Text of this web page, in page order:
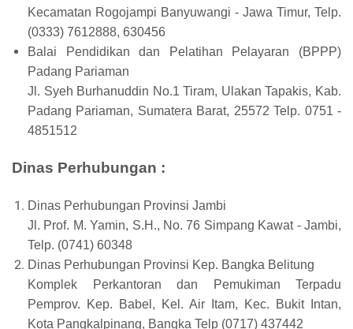
Kecamatan Rogojampi Banyuwangi - Jawa Timur, Telp.
(0333) 7612888, 630456
Balai Pendidikan dan Pelatihan Pelayaran (BPPP)
Padang Pariaman
Jl. Syeh Burhanuddin No.1 Tiram, Ulakan Tapakis, Kab.
Padang Pariaman, Sumatera Barat, 25572 Telp. 0751 -
4851512
Dinas Perhubungan :
Dinas Perhubungan Provinsi Jambi
Jl. Prof. M. Yamin, S.H., No. 76 Simpang Kawat - Jambi,
Telp. (0741) 60348
Dinas Perhubungan Provinsi Kep. Bangka Belitung
Komplek Perkantoran dan Pemukiman Terpadu
Pemprov. Kep. Babel, Kel. Air Itam, Kec. Bukit Intan,
Kota Pangkalpinang, Bangka Telp (0717) 437442